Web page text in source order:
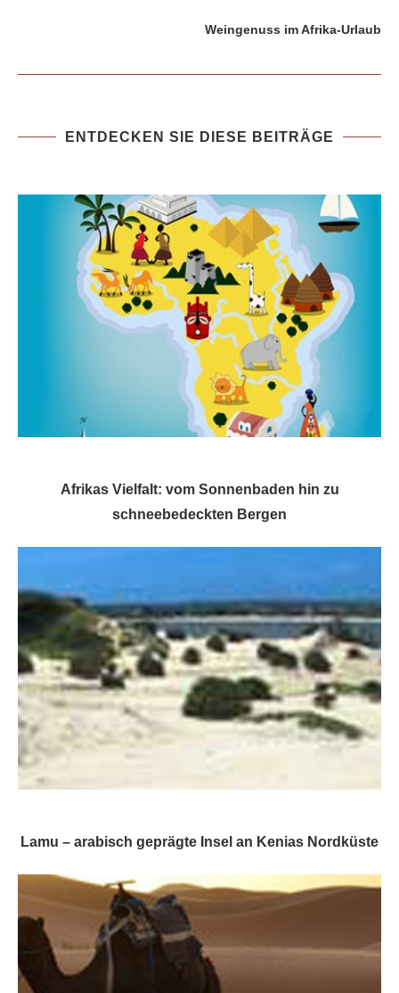
Weingenuss im Afrika-Urlaub
ENTDECKEN SIE DIESE BEITRÄGE
Afrikas Vielfalt: vom Sonnenbaden hin zu
schneebedeckten Bergen
Lamu – arabisch geprägte Insel an Kenias Nordküste